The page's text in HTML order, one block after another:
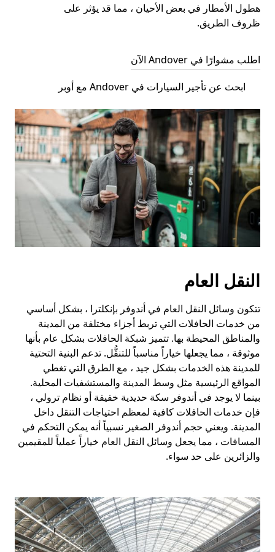
هطول الأمطار في بعض الأحيان ، مما قد يؤثر على
ظروف الطريق.
اطلب مشوارًا في Andover الآن
ابحث عن تأجير السيارات في Andover مع أوبر
النقل العام
تتكون وسائل النقل العام في أندوفر بإنكلترا ، بشكل أساسي
من خدمات الحافلات التي تربط أجزاء مختلفة من المدينة
والمناطق المحيطة بها. تتميز شبكة الحافلات بشكل عام بأنها
موثوقة ، مما يجعلها خياراً مناسباً للتنقُّل. تدعم البنية التحتية
للمدينة هذه الخدمات بشكل جيد ، مع الطرق التي تغطي
المواقع الرئيسية مثل وسط المدينة والمستشفيات المحلية.
بينما لا يوجد في أندوفر سكة حديدية خفيفة أو نظام ترولي ،
فإن خدمات الحافلات كافية لمعظم احتياجات التنقل داخل
المدينة. ويعني حجم أندوفر الصغير نسبياً أنه يمكن التحكم في
المسافات ، مما يجعل وسائل النقل العام خياراً عملياً للمقيمين
والزائرين على حد سواء.